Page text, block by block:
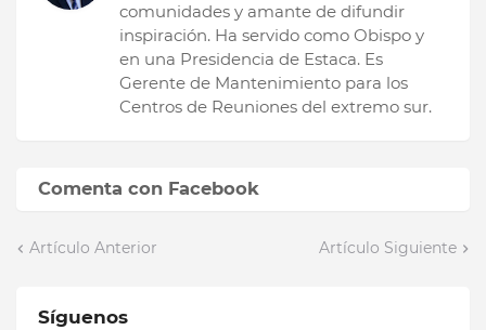
comunidades y amante de difundir
inspiración. Ha servido como Obispo y
en una Presidencia de Estaca. Es
Gerente de Mantenimiento para los
Centros de Reuniones del extremo sur.
Comenta con Facebook
Artículo Anterior Artículo Siguiente
Síguenos